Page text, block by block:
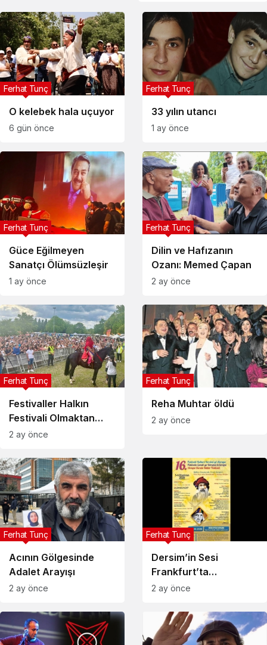
O kelebek hala uçuyor
Ferhat Tunç
6 gün önce
33 yılın utancı
Ferhat Tunç
1 ay önce
Güce Eğilmeyen
Sanatçı Ölümsüzleşir
Ferhat Tunç
1 ay önce
Dilin ve Hafızanın
Ozanı: Memed Çapan
Ferhat Tunç
2 ay önce
Festivaller Halkın
Festivali Olmaktan
Çıkmasın
Ferhat Tunç
2 ay önce
Reha Muhtar öldü
Ferhat Tunç
2 ay önce
Acının Gölgesinde
Adalet Arayışı
Ferhat Tunç
2 ay önce
Dersim’in Sesi
Frankfurt’ta
Yükseliyor
Ferhat Tunç
2 ay önce